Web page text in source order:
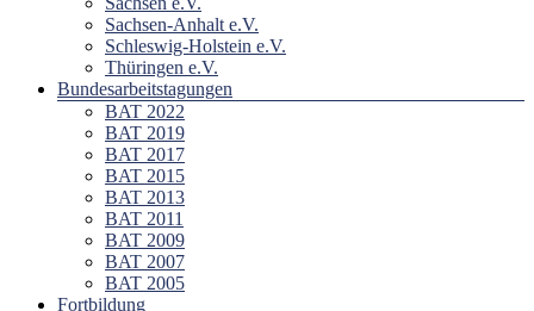
Sachsen-Anhalt e.V.
Schleswig-Holstein e.V.
Thüringen e.V.
Bundesarbeitstagungen
BAT 2022
BAT 2019
BAT 2017
BAT 2015
BAT 2013
BAT 2011
BAT 2009
BAT 2007
BAT 2005
Fortbildung